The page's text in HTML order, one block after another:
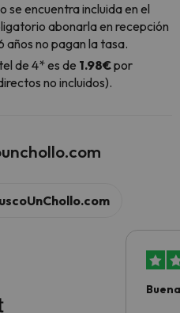
se encuentra incluida en el
abonarla en recepción
años no pagan la tasa.
de 4* es de 1.98€por
no incluidos).